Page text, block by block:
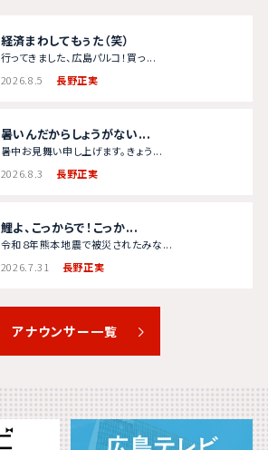
経済まわしてもぅた（笑）
行ってきました、広島パルコ！買っ...
2026.8.5
長野正実
暑いんだからしょうがない...
暑中お見舞い申し上げます。きょう...
2026.8.3
長野正実
鯉よ、こっからで！こっか...
令和８年熊本地震で被災されたみな...
2026.7.31
長野正実
アナウンサー一覧